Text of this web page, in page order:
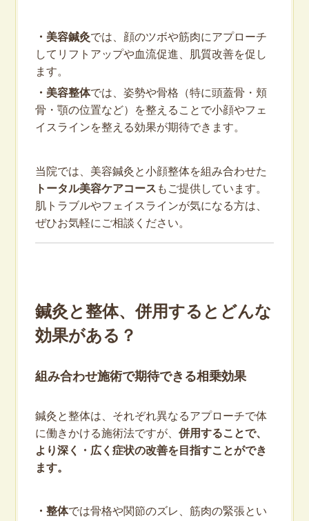
・美容鍼灸では、顔のツボや筋肉にアプローチ
してリフトアップや血流促進、肌質改善を促し
ます。
・美容整体では、姿勢や骨格（特に頭蓋骨・頬
骨・顎の位置など）を整えることで小顔やフェ
イスラインを整える効果が期待できます。
当院では、美容鍼灸と小顔整体を組み合わせた
トータル美容ケアコース もご提供しています。
肌トラブルやフェイスラインが気になる方は、
ぜひお気軽にご相談ください。
鍼灸と整体、併用するとどんな
効果がある？
組み合わせ施術で期待できる相乗効果
鍼灸と整体は、それぞれ異なるアプローチで体
に働きかける施術法ですが、 併用することで、
より深く・広く症状の改善を目指すことができ
ます。
・整体では骨格や関節のズレ、筋肉の緊張とい